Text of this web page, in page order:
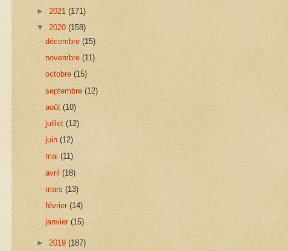
► 2021 (171)
▼ 2020 (158)
décembre(15)
novembre(11)
octobre(15)
septembre(12)
août(10)
juillet(12)
juin(12)
mai(11)
avril(18)
mars(13)
février(14)
janvier(15)
► 2019 (187)